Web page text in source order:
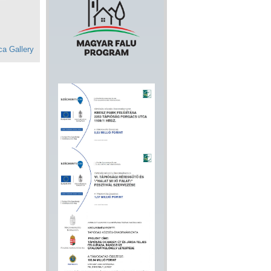
Gallery